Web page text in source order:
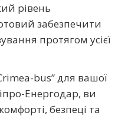
рівень
забезпечити
протягом усієї
bus” для вашої
Енергодар, ви
безпеці та